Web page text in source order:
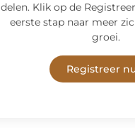
delen. Klik op de
eerste stap naar meer
groei.
Registreer